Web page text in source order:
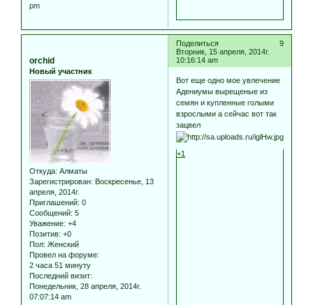
pm
Поделиться
9
Вторник, 15 апреля, 2014г.
10:16:14 am
orchid
Новый участник
Откуда: Алматы
Зарегистрирован: Воскресенье, 13
апреля, 2014г.
Приглашений: 0
Сообщений: 5
Уважение: +4
Позитив: +0
Пол: Женский
Провел на форуме:
2 часа 51 минуту
Последний визит:
Понедельник, 28 апреля, 2014г.
07:07:14 am
Вот еще одно мое увлечение
Адениумы вырещеные из
семян и купленные голыми
взрослыми а сейчас вот так
зацвел
+1